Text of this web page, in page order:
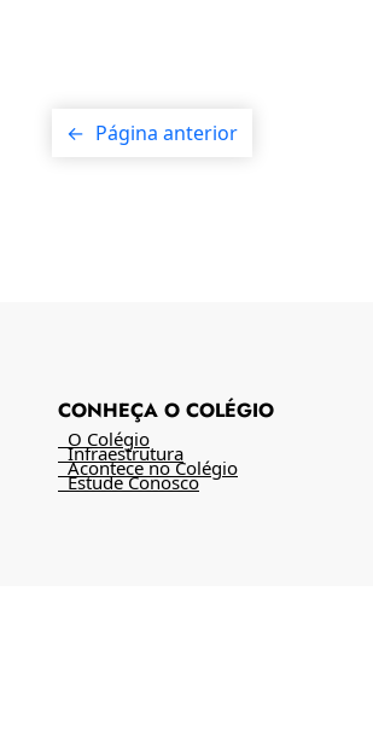
← Página anterior
CONHEÇA O COLÉGIO
O Colégio
Infraestrutura
Acontece no Colégio
Estude Conosco